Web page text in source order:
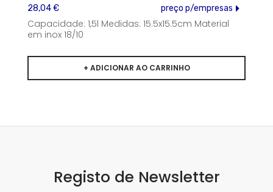
28,04 € preço p/empresas
Capacidade: 1,5l Medidas: 15.5x15.5cm Material
em inox 18/10
Registo de Newsletter